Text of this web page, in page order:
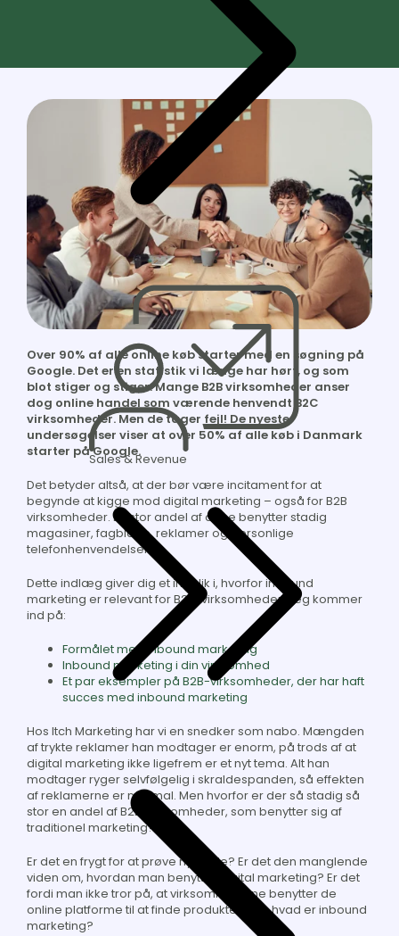
Sales & Revenue
Over 90% af alle online køb starter med en søgning på
Google. Det er en statistik vi længe har hørt, og som
blot stiger og stiger. Mange B2B virksomheder anser
dog online handel som værende henvendt B2C
virksomheder. Men de tager fejl! De nyeste
undersøgelser viser at over 50% af alle køb i Danmark
starter på Google.
Det betyder altså, at der bør være incitament for at
begynde at kigge mod digital marketing – også for B2B
virksomheder. En stor andel af disse benytter stadig
magasiner, fagblade, reklamer og personlige
telefonhenvendelser.
Dette indlæg giver dig et indblik i, hvorfor inbound
marketing er relevant for B2B-virksomheder. Jeg kommer
ind på:
Formålet med inbound marketing
Inbound marketing i din virksomhed
Et par eksempler på B2B-virksomheder, der har haft
succes med inbound marketing
Hos Itch Marketing har vi en snedker som nabo. Mængden
af trykte reklamer han modtager er enorm, på trods af at
digital marketing ikke ligefrem er et nyt tema. Alt han
modtager ryger selvfølgelig i skraldespanden, så effekten
af reklamerne er minimal. Men hvorfor er der så stadig så
stor en andel af B2B virksomheder, som benytter sig af
traditionel marketing?
Er det en frygt for at prøve nye veje? Er det den manglende
viden om, hvordan man benytter digital marketing? Er det
fordi man ikke tror på, at virksomhederne benytter de
online platforme til at finde produkter? Og hvad er inbound
marketing?